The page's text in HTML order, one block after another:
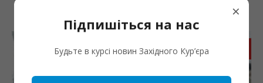
×
Підпишіться на нас
Будьте в курсі новин Західного Кур’єра